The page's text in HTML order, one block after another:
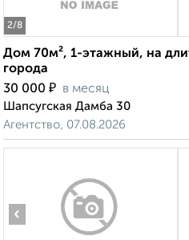
2/8
Дом 70м², 1-этажный, на
города
30 000 ₽ в месяц
Шапсугская Дамба 30
Агентство, 07.08.2026
‹